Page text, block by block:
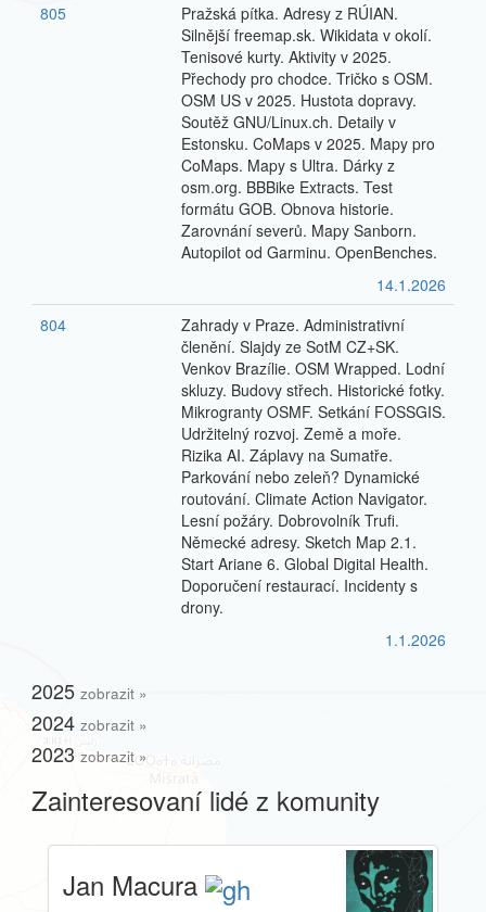
805
Pražská pítka. Adresy z RÚIAN.
Silnější freemap.sk. Wikidata v okolí.
Tenisové kurty. Aktivity v 2025.
Přechody pro chodce. Tričko s OSM.
OSM US v 2025. Hustota dopravy.
Soutěž GNU/Linux.ch. Detaily v
Estonsku. CoMaps v 2025. Mapy pro
CoMaps. Mapy s Ultra. Dárky z
osm.org. BBBike Extracts. Test
formátu GOB. Obnova historie.
Zarovnání severů. Mapy Sanborn.
Autopilot od Garminu. OpenBenches.
14.1.2026
804
Zahrady v Praze. Administrativní
členění. Slajdy ze SotM CZ+SK.
Venkov Brazílie. OSM Wrapped. Lodní
skluzy. Budovy střech. Historické fotky.
Mikrogranty OSMF. Setkání FOSSGIS.
Udržitelný rozvoj. Země a moře.
Rizika AI. Záplavy na Sumatře.
Parkování nebo zeleň? Dynamické
routování. Climate Action Navigator.
Lesní požáry. Dobrovolník Trufi.
Německé adresy. Sketch Map 2.1.
Start Ariane 6. Global Digital Health.
Doporučení restaurací. Incidenty s
drony.
1.1.2026
2025 zobrazit »
2024 zobrazit »
2023 zobrazit »
Zainteresovaní lidé z komunity
Jan Macura